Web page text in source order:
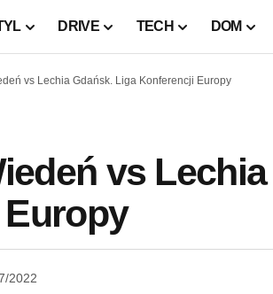
DRIVE TECH DOM
vs Lechia Gdańsk. Liga Konferencji Europy
vs
2022